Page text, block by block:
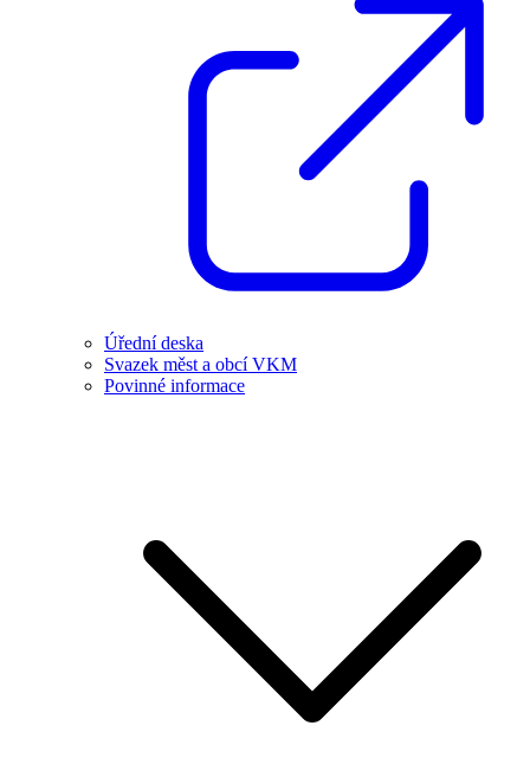
Úřední deska
Svazek měst a obcí VKM
Povinné informace